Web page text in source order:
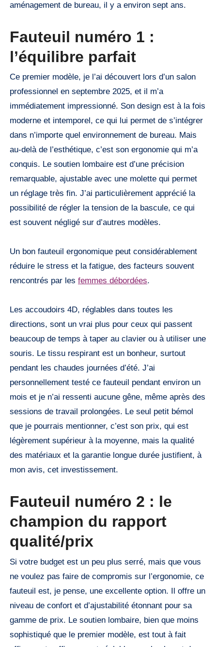
aménagement de bureau, il y a environ sept ans.
Fauteuil numéro 1 :
l’équilibre parfait
Ce premier modèle, je l’ai découvert lors d’un salon
professionnel en septembre 2025, et il m’a
immédiatement impressionné. Son design est à la fois
moderne et intemporel, ce qui lui permet de s’intégrer
dans n’importe quel environnement de bureau. Mais
au-delà de l’esthétique, c’est son ergonomie qui m’a
conquis. Le soutien lombaire est d’une précision
remarquable, ajustable avec une molette qui permet
un réglage très fin. J’ai particulièrement apprécié la
possibilité de régler la tension de la bascule, ce qui
est souvent négligé sur d’autres modèles.
Un bon fauteuil ergonomique peut considérablement
réduire le stress et la fatigue, des facteurs souvent
rencontrés par les femmes débordées.
Les accoudoirs 4D, réglables dans toutes les
directions, sont un vrai plus pour ceux qui passent
beaucoup de temps à taper au clavier ou à utiliser une
souris. Le tissu respirant est un bonheur, surtout
pendant les chaudes journées d’été. J’ai
personnellement testé ce fauteuil pendant environ un
mois et je n’ai ressenti aucune gêne, même après des
sessions de travail prolongées. Le seul petit bémol
que je pourrais mentionner, c’est son prix, qui est
légèrement supérieur à la moyenne, mais la qualité
des matériaux et la garantie longue durée justifient, à
mon avis, cet investissement.
Fauteuil numéro 2 : le
champion du rapport
qualité/prix
Si votre budget est un peu plus serré, mais que vous
ne voulez pas faire de compromis sur l’ergonomie, ce
fauteuil est, je pense, une excellente option. Il offre un
niveau de confort et d’ajustabilité étonnant pour sa
gamme de prix. Le soutien lombaire, bien que moins
sophistiqué que le premier modèle, est tout à fait